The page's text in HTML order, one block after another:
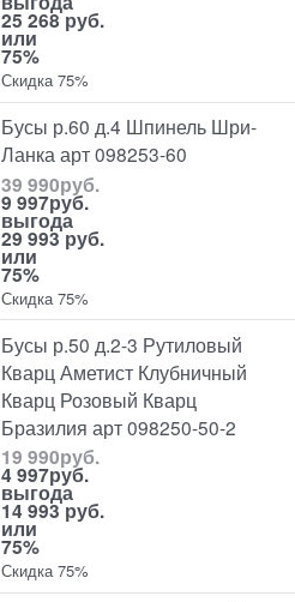
25 268 руб.
или
75%
Скидка 75%
Бусы р.60 д.4 Шпинель Шри-
Ланка арт 098253-60
39 990руб.
9 997руб.
выгода
29 993 руб.
или
75%
Скидка 75%
Бусы р.50 д.2-3 Рутиловый
Кварц Аметист Клубничный
Кварц Розовый Кварц
Бразилия арт 098250-50-2
19 990руб.
4 997руб.
выгода
14 993 руб.
или
75%
Скидка 75%